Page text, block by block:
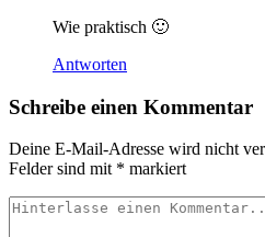
Wie praktisch 🙂
Antworten
Schreibe einen Kommentar
Deine E-Mail-Adresse wird nicht
Felder sind mit * markiert